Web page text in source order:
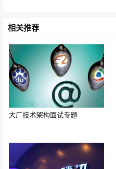
相关推荐
大厂技术架构面试专题